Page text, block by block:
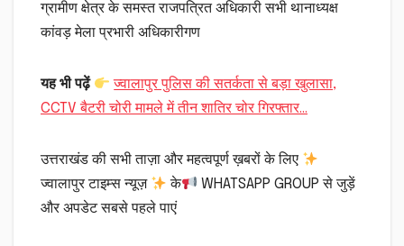
ग्रामीण क्षेत्र के समस्त राजपत्रित अधिकारी सभी थानाध्यक्ष
कांवड़ मेला प्रभारी अधिकारीगण
यह भी पढ़ें
ज्वालापुर पुलिस की सतर्कता से बड़ा खुलासा,
CCTV बैटरी चोरी मामले में तीन शातिर चोर गिरफ्तार…
उत्तराखंड की सभी ताज़ा और महत्वपूर्ण ख़बरों के लिए
ज्वालापुर टाइम्स न्यूज़
के
WHATSAPP GROUP से जुड़ें
और अपडेट सबसे पहले पाएं